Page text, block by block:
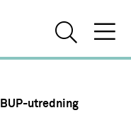
utredning